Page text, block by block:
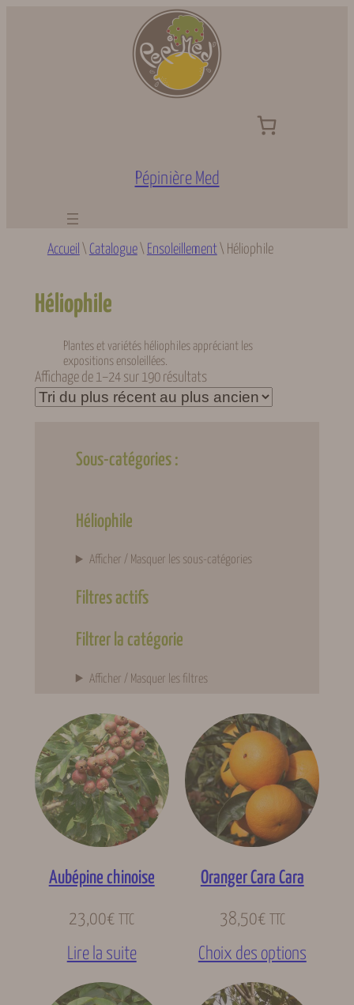
Pépinière Med
Accueil \ Catalogue\ Ensoleillement \ Héliophile
Héliophile
Plantes et variétés héliophiles appréciant les
expositions ensoleillées.
Affichage de 1–24 sur 190 résultatsTrié
du
Sous-catégories :
Héliophile
Afficher / Masquer les sous-catégories
Filtres actifs
Filtrer la catégorie
Afficher / Masquer les filtres
Aubépine chinoise
23,00€ TTC
Lire la suite
Oranger Cara Cara
38,50€ TTC
Choix des options